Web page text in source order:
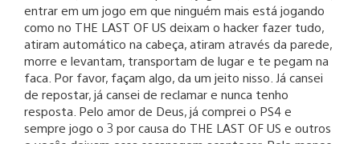
entrar em um jogo em que ninguém mais está jogando
como no THE LAST OF US deixam o hacker fazer tudo,
atiram automático na cabeça, atiram através da parede,
morre e levantam, transportam de lugar e te pegam na
faca. Por favor, façam algo, da um jeito nisso. Já cansei
de repostar, já cansei de reclamar e nunca tenho
resposta. Pelo amor de Deus, já comprei o PS4 e
sempre jogo o 3 por causa do THE LAST OF US e outros